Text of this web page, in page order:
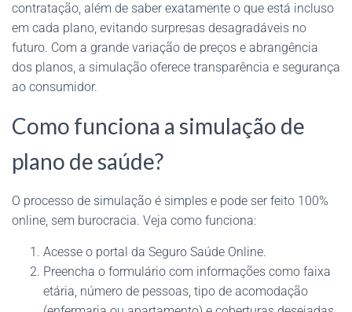
contratação, além de saber exatamente o que está incluso
em cada plano, evitando surpresas desagradáveis no
futuro. Com a grande variação de preços e abrangência
dos planos, a simulação oferece transparência e segurança
ao consumidor.
Como funciona a simulação de
plano de saúde?
O processo de simulação é simples e pode ser feito 100%
online, sem burocracia. Veja como funciona:
Acesse o portal da Seguro Saúde Online.
Preencha o formulário com informações como faixa
etária, número de pessoas, tipo de acomodação